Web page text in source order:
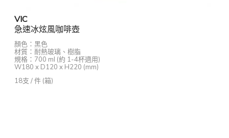
VIC
急速冰炫風咖啡壺
顏色：黑色
材質：耐熱玻璃、樹脂
規格：700 ml (約 1-4杯適用)
W180 x D120 x H220 (mm)
18支 / 件 (箱)